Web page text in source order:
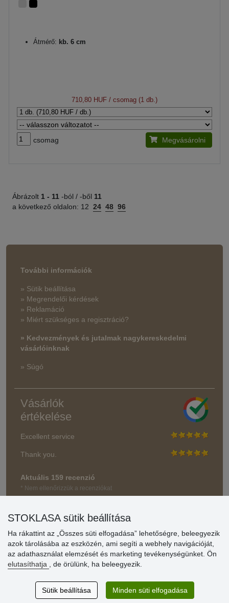
Átmérő: kb. 6 cm
710,80 HUF / csomag (1 db.)
csomag Megvásárolni
Ábrázolt 1 - 11 -ból / -ből 11
a következő oldalon: 12 24 48 96
További információk
» Sütik beállítása
» Megrendelői kérdések
» Reklamáció
» Miért szükséges a regisztráció?
» Kedvezmények és jutalmak nagykereskedelmi
vásárlóinknak
» Súgó
Vásárlók
értékelése
Excellent service
Thank you.
Aktuális 159 recenzió
* Nem ellenőrizzük a recenziókat
© Stoklasa textilní galanterie s.r.o. 2026.
STOKLASA sütik beállítása
Ha rákattint az „Összes süti elfogadása” lehetőségre, beleegyezik
azok tárolásába az eszközén, ami segíti a webhely navigációját,
az adathasználat elemzését és marketing tevékenységünket. Ön
elutasíthatja
, de örülünk, ha beleegyezik.
Sütik beállítása Minden süti elfogadása